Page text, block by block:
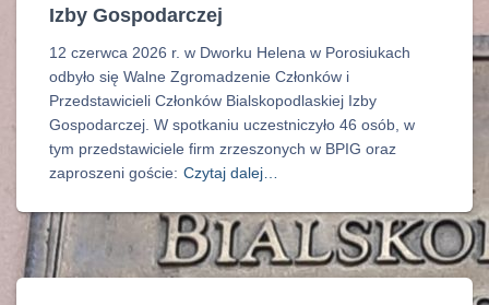
Izby Gospodarczej
12 czerwca 2026 r. w Dworku Helena w Porosiukach
odbyło się Walne Zgromadzenie Członków i
Przedstawicieli Członków Bialskopodlaskiej Izby
Gospodarczej. W spotkaniu uczestniczyło 46 osób, w
tym przedstawiciele firm zrzeszonych w BPIG oraz
zaproszeni goście: Czytaj dalej…